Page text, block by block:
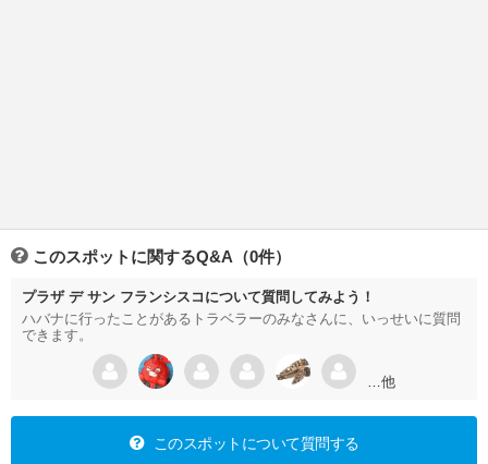
このスポットに関するQ&A（0件）
プラザ デ サン フランシスコについて質問してみよう！
ハバナに行ったことがあるトラベラーのみなさんに、いっせいに質問
できます。
…他
このスポットについて質問する